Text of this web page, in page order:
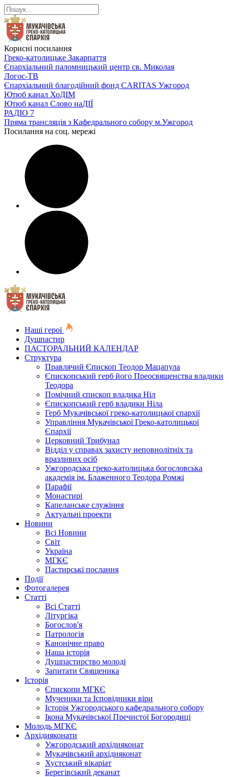
Корисні посилання
Греко-католицьке Закарпаття
Єпархіальний паломницький центр св. Миколая
Логос-ТВ
Єпархіальний благодійний фонд CARITAS Ужгород
Ютюб канал ХоДІМ
Ютюб канал Слово наДІЇ
РАДІО 7
Пряма трансляція з Кафедрального собору м.Ужгород
Посилання на соц. мережі
Наші герої
Душпастир
ПАСТОРАЛЬНИЙ КАЛЕНДАР
Структура
Правлячий Єпископ Теодор Мацапула
Єпископський герб його Преосвященства владики
Теодора
Помічний єпископ владика Ніл
Єпископський герб владики Ніла
Герб Мукачівської греко-католицької єпархії
Управління Мукачівської Греко-католицької
Єпархії
Церковний Трибунал
Відділ у справах захисту неповнолітніх та
вразливих осіб
Ужгородська греко-католицька богословська
академія ім. Блаженного Теодора Ромжі
Парафії
Монастирі
Капеланське служіння
Актуальні проекти
Новини
Всі Новини
Світ
Україна
МГКЄ
Пастирські послання
Події
Фотогалерея
Статті
Всі Статті
Літургіка
Богослов'я
Патрологія
Канонічне право
Наша історія
Душпастирство молоді
Запитати Священика
Історія
Єпископи МГКЄ
Мученики та Ісповідники віри
Історія Ужгородського кафедрального собору
Ікона Мукачівської Пречистої Богородиці
Молодь МГКЄ
Архідияконати
Ужгородський архідияконат
Мукачівський архідияконат
Хустський вікаріат
Берегівський деканат